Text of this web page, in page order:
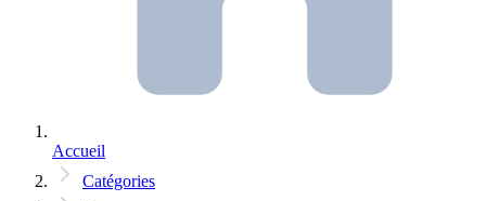
Accueil
Catégories